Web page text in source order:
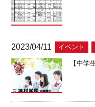
2023/04/11 イベント
【中学